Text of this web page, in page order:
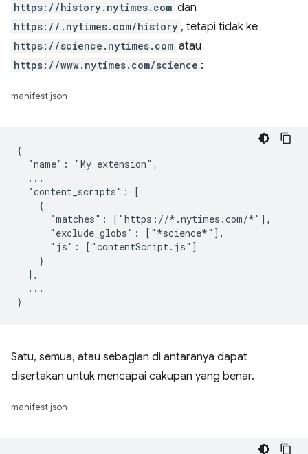
https://history.nytimes.com dan
https://.nytimes.com/history , tetapi tidak ke
https://science.nytimes.com atau
https://www.nytimes.com/science :
manifest.json
{
  "name": "My extension",
  ...
  "content_scripts": [
    {
      "matches": ["https://*.nytimes.com/*"],
      "exclude_globs": ["*science*"],
      "js": ["contentScript.js"]
    }
  ],
  ...
Satu, semua, atau sebagian di antaranya dapat
disertakan untuk mencapai cakupan yang benar.
manifest.json